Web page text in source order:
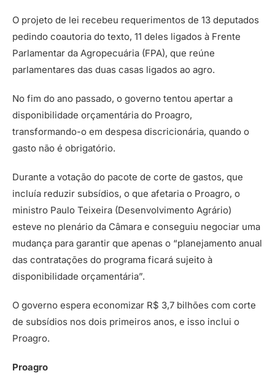
O projeto de lei recebeu requerimentos de 13 deputados
pedindo coautoria do texto, 11 deles ligados à Frente
Parlamentar da Agropecuária (FPA), que reúne
parlamentares das duas casas ligados ao agro.
No fim do ano passado, o governo tentou apertar a
disponibilidade orçamentária do Proagro,
transformando-o em despesa discricionária, quando o
gasto não é obrigatório.
Durante a votação do pacote de corte de gastos, que
incluía reduzir subsídios, o que afetaria o Proagro, o
ministro Paulo Teixeira (Desenvolvimento Agrário)
esteve no plenário da Câmara e conseguiu negociar uma
mudança para garantir que apenas o “planejamento anual
das contratações do programa ficará sujeito à
disponibilidade orçamentária”.
O governo espera economizar R$ 3,7 bilhões com corte
de subsídios nos dois primeiros anos, e isso inclui o
Proagro.
Proagro